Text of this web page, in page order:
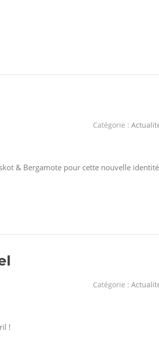
Catégorie :
& Bergamote pour cette nouvelle
Catégorie :
!